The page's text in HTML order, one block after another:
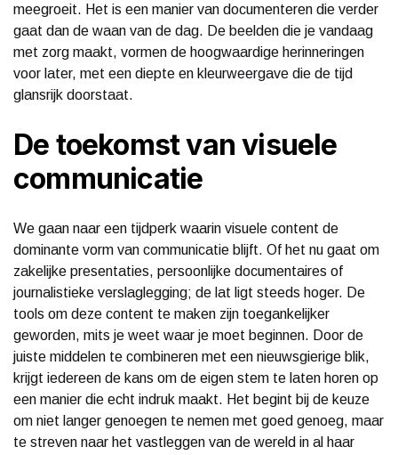
meegroeit. Het is een manier van documenteren die verder
gaat dan de waan van de dag. De beelden die je vandaag
met zorg maakt, vormen de hoogwaardige herinneringen
voor later, met een diepte en kleurweergave die de tijd
glansrijk doorstaat.
De toekomst van visuele
communicatie
We gaan naar een tijdperk waarin visuele content de
dominante vorm van communicatie blijft. Of het nu gaat om
zakelijke presentaties, persoonlijke documentaires of
journalistieke verslaglegging; de lat ligt steeds hoger. De
tools om deze content te maken zijn toegankelijker
geworden, mits je weet waar je moet beginnen. Door de
juiste middelen te combineren met een nieuwsgierige blik,
krijgt iedereen de kans om de eigen stem te laten horen op
een manier die echt indruk maakt. Het begint bij de keuze
om niet langer genoegen te nemen met goed genoeg, maar
te streven naar het vastleggen van de wereld in al haar